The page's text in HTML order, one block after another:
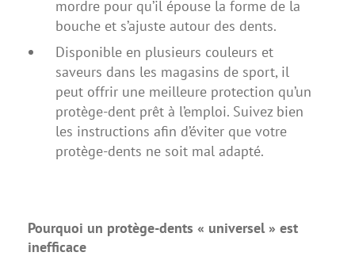
mordre pour qu’il épouse la forme de la
bouche et s’ajuste autour des dents.
Disponible en plusieurs couleurs et
saveurs dans les magasins de sport, il
peut offrir une meilleure protection qu’un
protège-dent prêt à l’emploi. Suivez bien
les instructions afin d’éviter que votre
protège-dents ne soit mal adapté.
Pourquoi un protège-dents « universel » est
inefficace